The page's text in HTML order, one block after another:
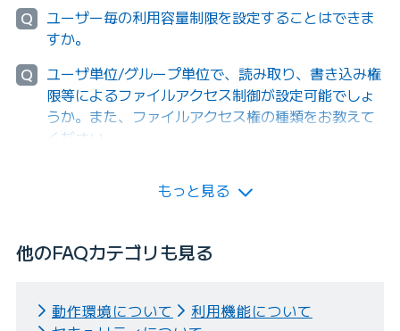
Q
ユーザー毎の利用容量制限を設定することはできま
すか。
Q
ユーザ単位/グループ単位で、読み取り、書き込み権
限等によるファイルアクセス制御が設定可能でしょ
うか。また、ファイルアクセス権の種類をお教えて
ください。
もっと見る
他のFAQカテゴリも見る
動作環境について
利用機能について